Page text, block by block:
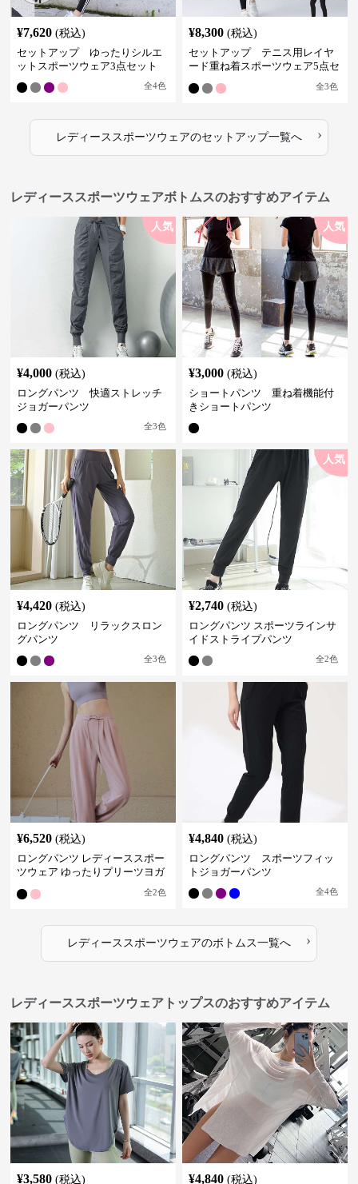
¥7,620 (税込)
セットアップ ゆったりシルエ
ットスポーツウェア3点セット
全4色
¥8,300 (税込)
セットアップ テニス用レイヤ
ード重ね着スポーツウェア5点セ
全3色
レディーススポーツウェアのセットアップ一覧へ ›
レディーススポーツウェアボトムスのおすすめアイテム
人気
¥4,000 (税込)
ロングパンツ 快適ストレッチ
ジョガーパンツ
全3色
人気
¥3,000 (税込)
ショートパンツ 重ね着機能付
きショートパンツ
¥4,420 (税込)
ロングパンツ リラックスロン
グパンツ
全3色
人気
¥2,740 (税込)
ロングパンツ スポーツラインサ
イドストライプパンツ
全2色
¥6,520 (税込)
ロングパンツ レディーススポー
ツウェア ゆったりプリーツヨガ
全2色
¥4,840 (税込)
ロングパンツ スポーツフィッ
トジョガーパンツ
全4色
レディーススポーツウェアのボトムス一覧へ ›
レディーススポーツウェアトップスのおすすめアイテム
¥3,580 (税込) ¥4,840 (税込)